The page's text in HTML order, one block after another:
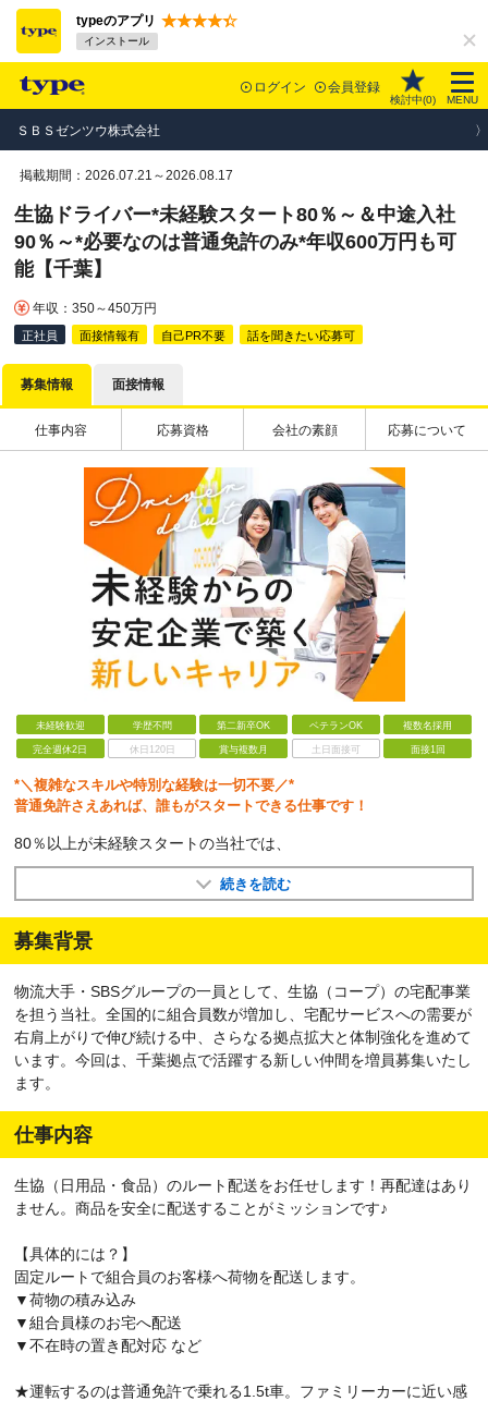
typeのアプリ
インストール
ログイン 会員登録
検討中(0) MENU
ＳＢＳゼンツウ株式会社
掲載期間：2026.07.21～2026.08.17
生協ドライバー*未経験スタート80％～＆中途入社
90％～*必要なのは普通免許のみ*年収600万円も可
能【千葉】
年収：350～450万円
正社員 面接情報有 自己PR不要 話を聞きたい応募可
募集情報 面接情報
仕事内容 応募資格 会社の素顔 応募について
未経験歓迎 学歴不問 第二新卒OK ベテランOK 複数名採用
完全週休2日 休日120日 賞与複数月 土日面接可 面接1回
*＼複雑なスキルや特別な経験は一切不要／*
普通免許さえあれば、誰もがスタートできる仕事です！
80％以上が未経験スタートの当社では、
続きを読む
募集背景
物流大手・SBSグループの一員として、生協（コープ）の宅配事業
を担う当社。全国的に組合員数が増加し、宅配サービスへの需要が
右肩上がりで伸び続ける中、さらなる拠点拡大と体制強化を進めて
います。今回は、千葉拠点で活躍する新しい仲間を増員募集いたし
ます。
仕事内容
生協（日用品・食品）のルート配送をお任せします！再配達はあり
ません。商品を安全に配送することがミッションです♪
【具体的には？】
固定ルートで組合員のお客様へ荷物を配送します。
▼荷物の積み込み
▼組合員様のお宅へ配送
▼不在時の置き配対応 など
★運転するのは普通免許で乗れる1.5t車。ファミリーカーに近い感